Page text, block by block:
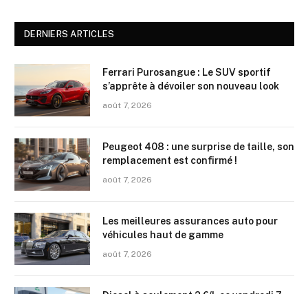
DERNIERS ARTICLES
Ferrari Purosangue : Le SUV sportif
s’apprête à dévoiler son nouveau look
août 7, 2026
Peugeot 408 : une surprise de taille, son
remplacement est confirmé !
août 7, 2026
Les meilleures assurances auto pour
véhicules haut de gamme
août 7, 2026